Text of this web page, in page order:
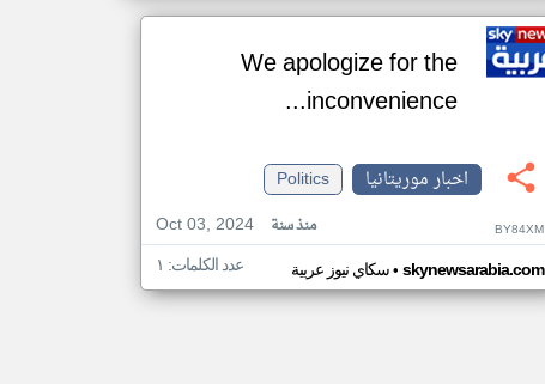
We apologize for the
inconvenience...
اخبار موريتانيا
Politics
Oct 03, 2024
منذ سنة BY84XM
سكاي نيوز عربية• skynewsarabia.com عدد الكلمات: ١